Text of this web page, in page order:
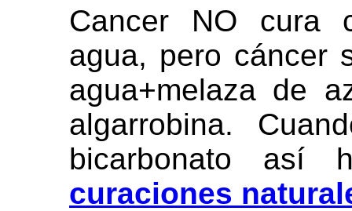
Cancer NO cura
agua, pero cáncer
agua+melaza de
algarrobina.
bicarbonato
curaciones